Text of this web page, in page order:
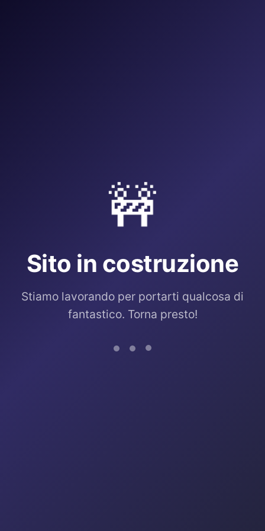
🚧
Sito in costruzione
Stiamo lavorando per portarti qualcosa di
fantastico. Torna presto!